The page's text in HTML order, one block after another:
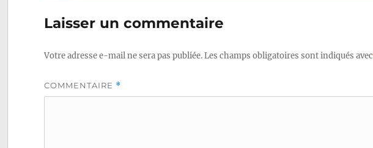
Laisser un commentaire
Votre adresse e-mail ne sera pas publiée.Les champs obligatoires sont indiqués avec
COMMENTAIRE *